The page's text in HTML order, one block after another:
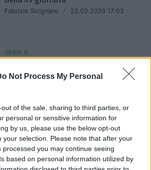
Not Process My Personal
of the sale, sharing to third parties, or
personal or sensitive information for
by us, please use the below opt-out
your selection. Please note that after your
processed you may continue seeing
based on personal information utilized by
Fabrizio Sicignano / 22.03.2026 17:03
SERIE A
della 14° giornata
SERIE A
Serie A 2025/26: risultati e classifiche
della XIII giornata
Fabrizio Sicignano / 01.03.2026 17:14